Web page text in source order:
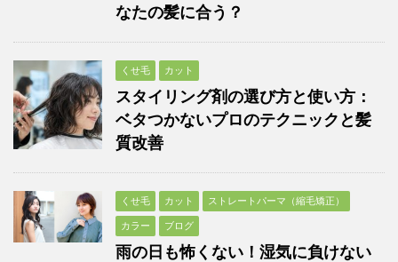
なたの髪に合う？
くせ毛 カット
スタイリング剤の選び方と使い方：
ベタつかないプロのテクニックと髪
質改善
くせ毛 カット ストレートパーマ（縮毛矯正）
カラー ブログ
雨の日も怖くない！湿気に負けない